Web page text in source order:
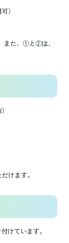
）
た、①と②は、
けます。
けています。